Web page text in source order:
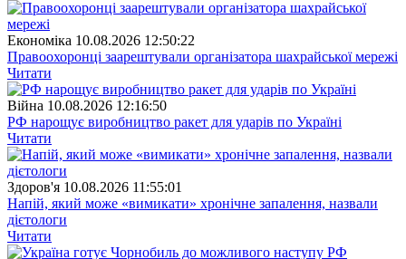
Економіка 10.08.2026 12:50:22
Правоохоронці заарештували організатора шахрайської мережі
Читати
Війна 10.08.2026 12:16:50
РФ нарощує виробництво ракет для ударів по Україні
Читати
Здоров'я 10.08.2026 11:55:01
Напій, який може «вимикати» хронічне запалення, назвали
дієтологи
Читати